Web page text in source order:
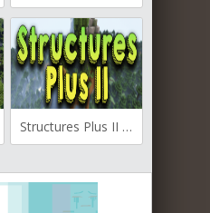
Structures Plus II для Майнкрафт [1.19.2, 1.18.2, 1.16.5]